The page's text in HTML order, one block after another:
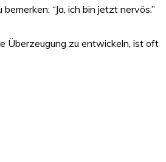
“Ja, ich bin jetzt nervös.”
Überzeugung zu entwickeln, ist oft